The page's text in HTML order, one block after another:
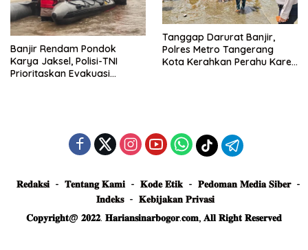
Banjir Rendam Pondok
Karya Jaksel, Polisi-TNI
Prioritaskan Evakuasi
Tanggap Darurat Banjir,
Polres Metro Tangerang
Kota Kerahkan Perahu Karet
𝐑𝐞𝐝𝐚𝐤𝐬𝐢 𝐓𝐞𝐧𝐭𝐚𝐧𝐠 𝐊𝐚𝐦𝐢 𝐊𝐨𝐝𝐞 𝐄𝐭𝐢𝐤
𝐏𝐞𝐝𝐨𝐦𝐚𝐧 𝐌𝐞𝐝𝐢𝐚 𝐒𝐢𝐛𝐞𝐫
𝐈𝐧𝐝𝐞𝐤𝐬
𝐊𝐞𝐛𝐢𝐣𝐚𝐤𝐚𝐧 𝐏𝐫𝐢𝐯𝐚𝐬𝐢
𝐂𝐨𝐩𝐲𝐫𝐢𝐠𝐡𝐭@ 𝟐𝟎𝟐𝟐. 𝐇𝐚𝐫𝐢𝐚𝐧𝐬𝐢𝐧𝐚𝐫𝐛𝐨𝐠𝐨𝐫.𝐜𝐨𝐦, 𝐀𝐥𝐥 𝐑𝐢𝐠𝐡𝐭 𝐑𝐞𝐬𝐞𝐫𝐯𝐞𝐝